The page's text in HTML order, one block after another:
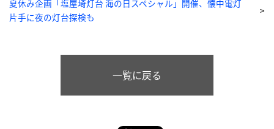
夏休み企画「塩屋埼灯台 海の日スペシャル」開催、懐中電灯
片手に夜の灯台探検も
一覧に戻る